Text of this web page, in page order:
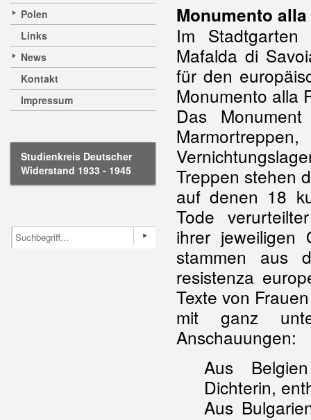
Polen
Links
News
Kontakt
Impressum
Studienkreis Deutscher
Widerstand 1933 - 1945
Monumento
Im
Mafalda di
für den
Monumento alla
Das
Treppen stehen
auf denen 18
Tode
ihrer jeweiligen
stammen aus
resistenza
Texte von
mit ganz
Anschauungen:
Aus
Dichterin,
Aus